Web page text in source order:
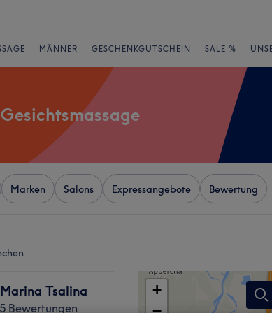
MÄNNER GESCHENKGUTSCHEIN SALE %
Gesichtsmassage
Marken Salons Expressangebote Bewertung
Tsalina
5 Bewertungen
+